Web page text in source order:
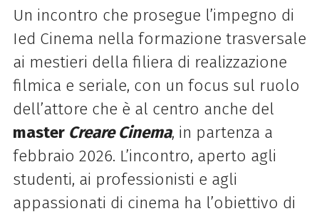
Un incontro che prosegue l’impegno di
Ied Cinema nella formazione trasversale
ai mestieri della filiera di realizzazione
filmica e seriale, con un focus sul ruolo
dell’attore che è al centro anche del
master Creare Cinema, in partenza a
febbraio 2026. L’incontro, aperto agli
studenti, ai professionisti e agli
appassionati di cinema ha l’obiettivo di